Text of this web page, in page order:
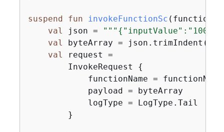
suspend fun invokeFunctionSc
val
json = """ {
val
byteArray =
val
request =
        InvokeRequest
{
functionName =
            payload = byteArray
            logType = LogType.Tail
        }